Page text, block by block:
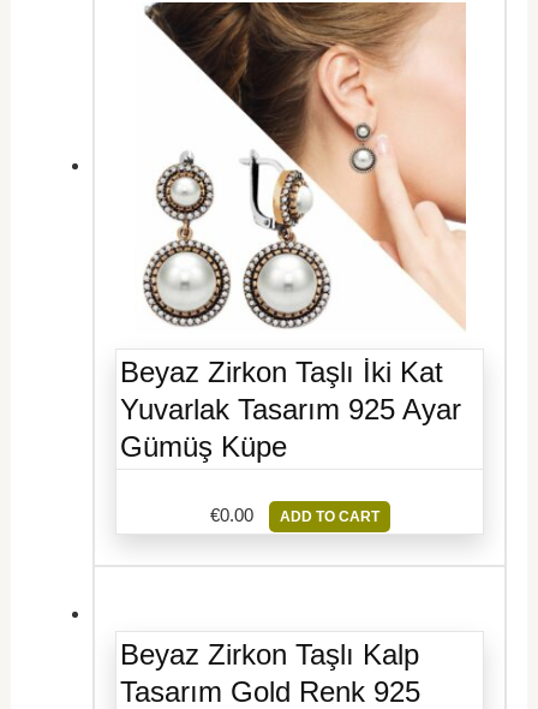
Beyaz Zirkon Taşlı İki Kat
Yuvarlak Tasarım 925 Ayar
Gümüş Küpe
€0.00 ADD TO CART
Beyaz Zirkon Taşlı Kalp
Tasarım Gold Renk 925